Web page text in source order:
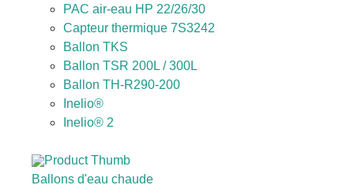
PAC air-eau HP 22/26/30
Capteur thermique 7S3242
Ballon TKS
Ballon TSR 200L / 300L
Ballon TH-R290-200
Inelio®
Inelio® 2
Ballons d'eau chaude